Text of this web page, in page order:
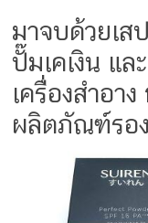
กล่อง
เครื่อง
สำ
อางค์
รับ
ทำ
มาจบด้วยเ
ปั๊มเคเงิน แ
เครื่องสำอาง
ผลิตภัณฑ์รอ